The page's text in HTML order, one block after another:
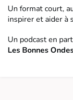
Un format court,
inspirer et aider à
Un podcast en
Les Bonnes